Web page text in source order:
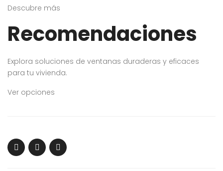
Descubre más
Recomendaciones
Explora soluciones de ventanas duraderas y eficaces
para tu vivienda.
Ver opciones